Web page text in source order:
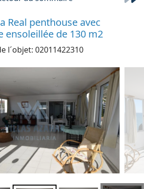
Real penthouse avec
ensoleillée de 130 m2
l´objet: 02011422310